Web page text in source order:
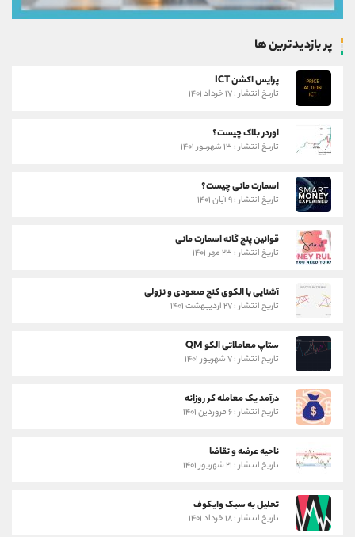
پر بازدیدترین ها
پرایس اکشن ICT
تاریخ انتشار : ۱۷ خرداد ۱۴۰۱
اوردر بلاک چیست؟
تاریخ انتشار : ۱۳ شهریور ۱۴۰۱
اسمارت مانی چیست؟
تاریخ انتشار : ۹ آبان ۱۴۰۱
قوانین پنج گانه اسمارت مانی
تاریخ انتشار : ۲۳ مهر ۱۴۰۱
آشنایی با الگوی کنج صعودی و نزولی
تاریخ انتشار : ۲۷ اردیبهشت ۱۴۰۱
ستاپ معاملاتی الگو QM
تاریخ انتشار : ۷ شهریور ۱۴۰۱
درآمد یک معامله گر روزانه
تاریخ انتشار : ۶ فروردین ۱۴۰۱
ناحیه عرضه و تقاضا
تاریخ انتشار : ۲۱ شهریور ۱۴۰۱
تحلیل به سبک وایکوف
تاریخ انتشار : ۱۸ خرداد ۱۴۰۱